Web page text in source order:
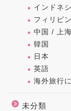
インドネ
フィリピ
中国 / 上海
韓国
日本
英語
海外旅行
未分類